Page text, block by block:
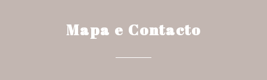
Mapa e Contacto